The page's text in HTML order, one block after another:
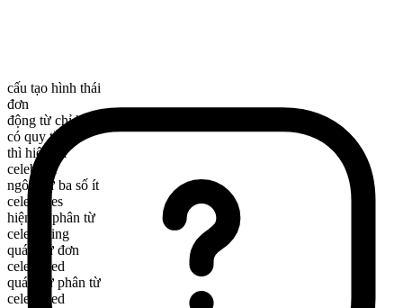
cấu tạo hình thái
đơn
động từ chỉ hành động
có quy tắc
thì hiện tại
celebrate
ngôi thứ ba số ít
celebrates
hiện tại phân từ
celebrating
quá khứ đơn
celebrated
quá khứ phân từ
celebrated